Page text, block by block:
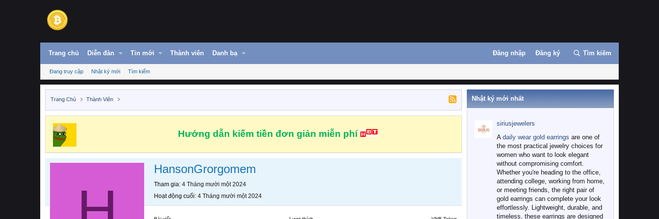
Trang chủ Diễn đàn Tin mới Thành viên Danh bạ Đăng nhập Đăng ký Tìm kiếm
Đang truy cập Nhật ký mới Tìm kiếm
Trang Chủ Thành Viên
Hướng dẫn kiếm tiền đơn giản miễn phí
HansonGrorgomem
Tham gia 4 Tháng mười một 2024
Hoạt động cuối 4 Tháng mười một 2024
Nhật ký mới nhất
siriusjewelers
A daily wear gold earrings are one of
the most practical jewelry choices for
women who want to look elegant
without compromising comfort.
Whether you're heading to the office,
attending college, working from home,
or meeting friends, the right pair of
gold earrings can complete your look
effortlessly. Lightweight, durable, and
timeless, these earrings are designed